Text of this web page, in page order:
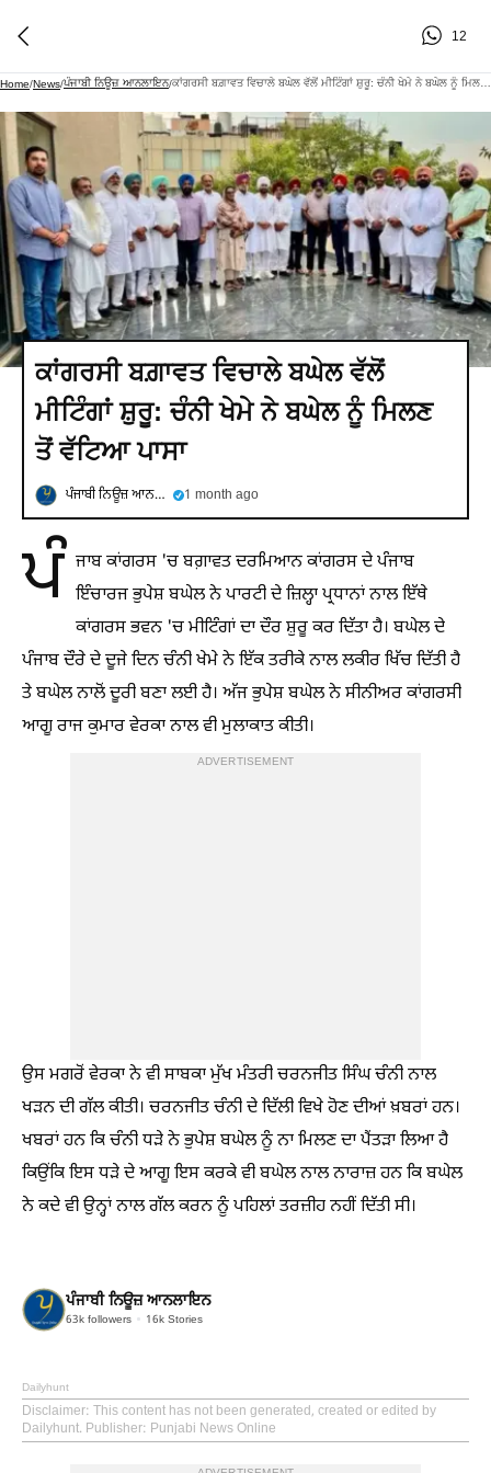
12
Home/News/ਪੰਜਾਬੀ ਨਿਊਜ਼ ਆਨਲਾਇਨ/
ਕਾਂਗਰਸੀ ਬਗ਼ਾਵਤ ਵਿਚਾਲੇ ਬਘੇਲ ਵੱਲੋਂ
ਮੀਟਿੰਗਾਂ ਸ਼ੁਰੂ: ਚੰਨੀ ਖੇਮੇ ਨੇ ਬਘੇਲ ਨੂੰ ਮਿਲਣ
ਤੋਂ ਵੱਟਿਆ ਪਾਸਾ
ਪੰਜਾਬੀ ਨਿਊਜ਼ ਆਨਲਾਇਨ 1 month ago
ਪੰ ਜਾਬ ਕਾਂਗਰਸ 'ਚ ਬਗ਼ਾਵਤ ਦਰਮਿਆਨ ਕਾਂਗਰਸ ਦੇ ਪੰਜਾਬ
ਇੰਚਾਰਜ ਭੁਪੇਸ਼ ਬਘੇਲ ਨੇ ਪਾਰਟੀ ਦੇ ਜ਼ਿਲ੍ਹਾ ਪ੍ਰਧਾਨਾਂ ਨਾਲ ਇੱਥੇ
ਕਾਂਗਰਸ ਭਵਨ 'ਚ ਮੀਟਿੰਗਾਂ ਦਾ ਦੌਰ ਸ਼ੁਰੂ ਕਰ ਦਿੱਤਾ ਹੈ। ਬਘੇਲ ਦੇ
ਪੰਜਾਬ ਦੌਰੇ ਦੇ ਦੂਜੇ ਦਿਨ ਚੰਨੀ ਖੇਮੇ ਨੇ ਇੱਕ ਤਰੀਕੇ ਨਾਲ ਲਕੀਰ ਖਿੱਚ ਦਿੱਤੀ ਹੈ
ਤੇ ਬਘੇਲ ਨਾਲੋਂ ਦੂਰੀ ਬਣਾ ਲਈ ਹੈ। ਅੱਜ ਭੁਪੇਸ਼ ਬਘੇਲ ਨੇ ਸੀਨੀਅਰ ਕਾਂਗਰਸੀ
ਆਗੂ ਰਾਜ ਕੁਮਾਰ ਵੇਰਕਾ ਨਾਲ ਵੀ ਮੁਲਾਕਾਤ ਕੀਤੀ।
ADVERTISEMENT
ਉਸ ਮਗਰੋਂ ਵੇਰਕਾ ਨੇ ਵੀ ਸਾਬਕਾ ਮੁੱਖ ਮੰਤਰੀ ਚਰਨਜੀਤ ਸਿੰਘ ਚੰਨੀ ਨਾਲ
ਖੜਨ ਦੀ ਗੱਲ ਕੀਤੀ। ਚਰਨਜੀਤ ਚੰਨੀ ਦੇ ਦਿੱਲੀ ਵਿਖੇ ਹੋਣ ਦੀਆਂ ਖ਼ਬਰਾਂ ਹਨ।
ਖਬਰਾਂ ਹਨ ਕਿ ਚੰਨੀ ਧੜੇ ਨੇ ਭੁਪੇਸ਼ ਬਘੇਲ ਨੂੰ ਨਾ ਮਿਲਣ ਦਾ ਪੈਂਤੜਾ ਲਿਆ ਹੈ
ਕਿਉਂਕਿ ਇਸ ਧੜੇ ਦੇ ਆਗੂ ਇਸ ਕਰਕੇ ਵੀ ਬਘੇਲ ਨਾਲ ਨਾਰਾਜ਼ ਹਨ ਕਿ ਬਘੇਲ
ਨੇ ਕਦੇ ਵੀ ਉਨ੍ਹਾਂ ਨਾਲ ਗੱਲ ਕਰਨ ਨੂੰ ਪਹਿਲਾਂ ਤਰਜ਼ੀਹ ਨਹੀਂ ਦਿੱਤੀ ਸੀ।
ਪੰਜਾਬੀ ਨਿਊਜ਼ ਆਨਲਾਇਨ
63k followers 16k Stories
Dailyhunt
Disclaimer: This content has not been generated, created or edited by
Dailyhunt. Publisher: Punjabi News Online